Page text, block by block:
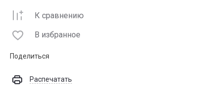
К сравнению
В избранное
Поделиться
Распечатать